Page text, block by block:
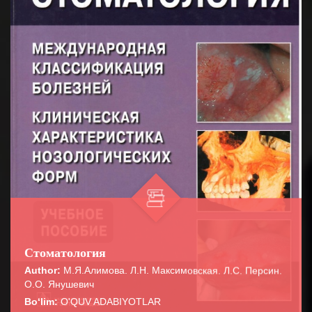
Стоматология
Author: М.Я.Алимова. Л.Н. Максимовская. Л.С. Персин.
О.О. Янушевич
Bo‘lim: O'QUV ADABIYOTLAR